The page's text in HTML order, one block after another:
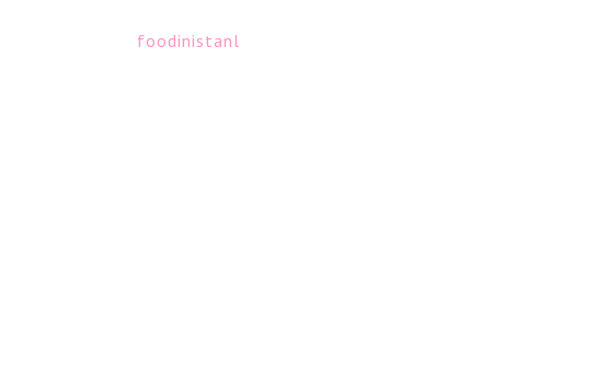
foodinistanl